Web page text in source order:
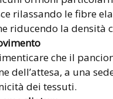
rilassando le fibre
riducendo la densità
che il
dell’attesa, a una
dei tessuti.